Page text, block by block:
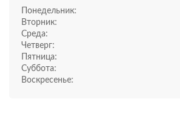
Понедельник:
Вторник:
Среда:
Четверг:
Пятница:
Суббота:
Воскресенье: